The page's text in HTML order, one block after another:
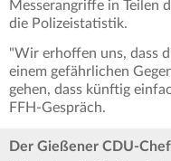
Messerangriffe in Teilen
die Polizeistatistik.
"Wir erhoffen uns, dass
einem gefährlichen
gehen, dass künftig
FFH-Gespräch.
Der Gießener CDU-